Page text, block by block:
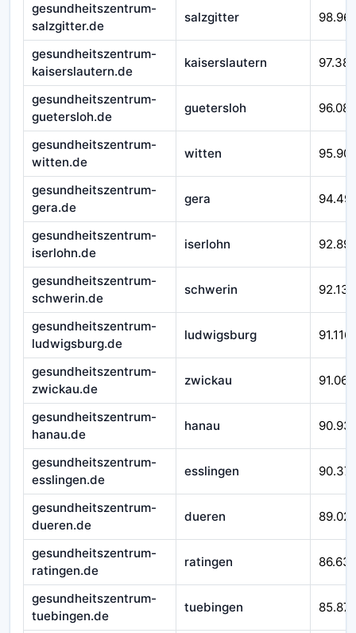
gesundheitszentrum-
salzgitter.de
salzgitter
gesundheitszentrum-
kaiserslautern.de
kaiserslautern 97.382
gesundheitszentrum-
guetersloh.de
guetersloh 96.085
gesundheitszentrum-
witten.de
witten
gesundheitszentrum-
gera.de
gera
gesundheitszentrum-
iserlohn.de
iserlohn
gesundheitszentrum-
schwerin.de
schwerin 92.138
gesundheitszentrum-
ludwigsburg.de
ludwigsburg 91.116
gesundheitszentrum-
zwickau.de
zwickau 91.066
gesundheitszentrum-
hanau.de
hanau
gesundheitszentrum-
esslingen.de
esslingen
gesundheitszentrum-
dueren.de
dueren
gesundheitszentrum-
ratingen.de
ratingen
gesundheitszentrum-
tuebingen.de
tuebingen 85.871